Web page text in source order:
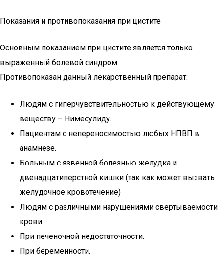
Показания и противопоказания при цистите
Основным показанием при цистите является только
выраженный болевой синдром.
Противопоказан данный лекарственный препарат:
Людям с гиперчувствительностью к действующему
веществу – Нимесулиду.
Пациентам с непереносимостью любых НПВП в
анамнезе.
Больным с язвенной болезнью желудка и
двенадцатиперстной кишки (так как может вызвать
желудочное кровотечение)
Людям с различными нарушениями свертываемости
крови.
При печеночной недостаточности.
При беременности.